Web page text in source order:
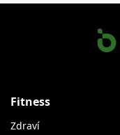
Fitness
Zdraví